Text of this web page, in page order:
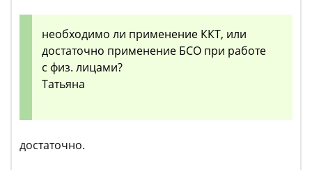
необходимо ли применение ККТ, или
достаточно применение БСО при работе
с физ. лицами?
Татьяна
достаточно.